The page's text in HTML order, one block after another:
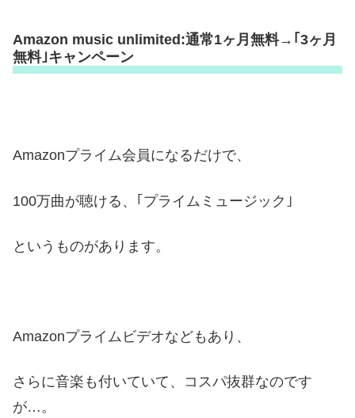
Amazon music unlimited:通常1ヶ月無料→｢3ヶ月
無料｣キャンペーン
Amazonプライム会員になるだけで、
100万曲が聴ける、｢プライムミュージック｣
というものがあります。
Amazonプライムビデオなどもあり、
さらに音楽も付いていて、コスパ抜群なのです
が…。